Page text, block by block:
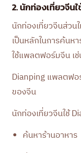
2. นักท่องเที่ยวจี
นักท่องเที่ยวจีนส่วน
เป็นหลักในการค้นห
ใช้แพลตฟอร์มจีน เ
Dianping แพลตฟอ
ของจีน
นักท่องเที่ยวจีนใช้
ค้นหาร้านอาหาร